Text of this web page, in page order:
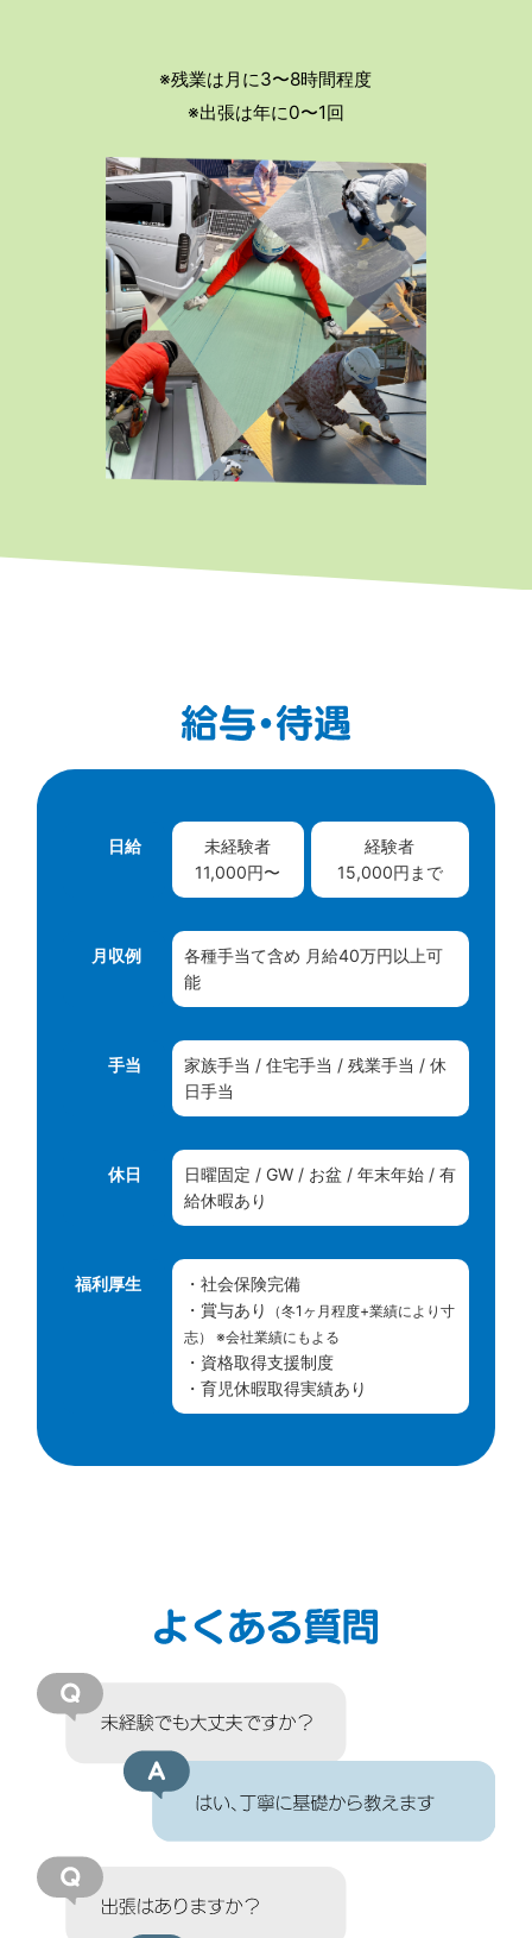
※残業は月に3〜8時間程度
※出張は年に0〜1回
日給
未経験者
11,000円〜
経験者
15,000円まで
月収例
各種手当て含め 月給40万円以上可
能
手当
家族手当 / 住宅手当 / 残業手当 / 休
日手当
休日
日曜固定 / GW / お盆 / 年末年始 / 有
給休暇あり
福利厚生
・社会保険完備
・賞与あり
（冬1ヶ月程度+業績により寸
志） ※会社業績にもよる
・資格取得支援制度
・育児休暇取得実績あり